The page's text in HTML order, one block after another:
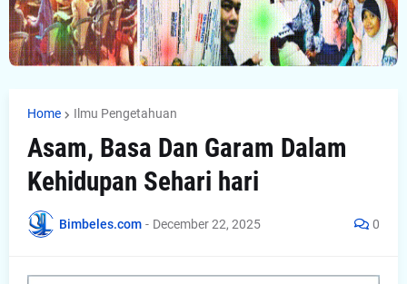
Home Ilmu Pengetahuan
Asam, Basa Dan Garam Dalam
Kehidupan Sehari hari
Bimbeles.com - December 22, 2025 0